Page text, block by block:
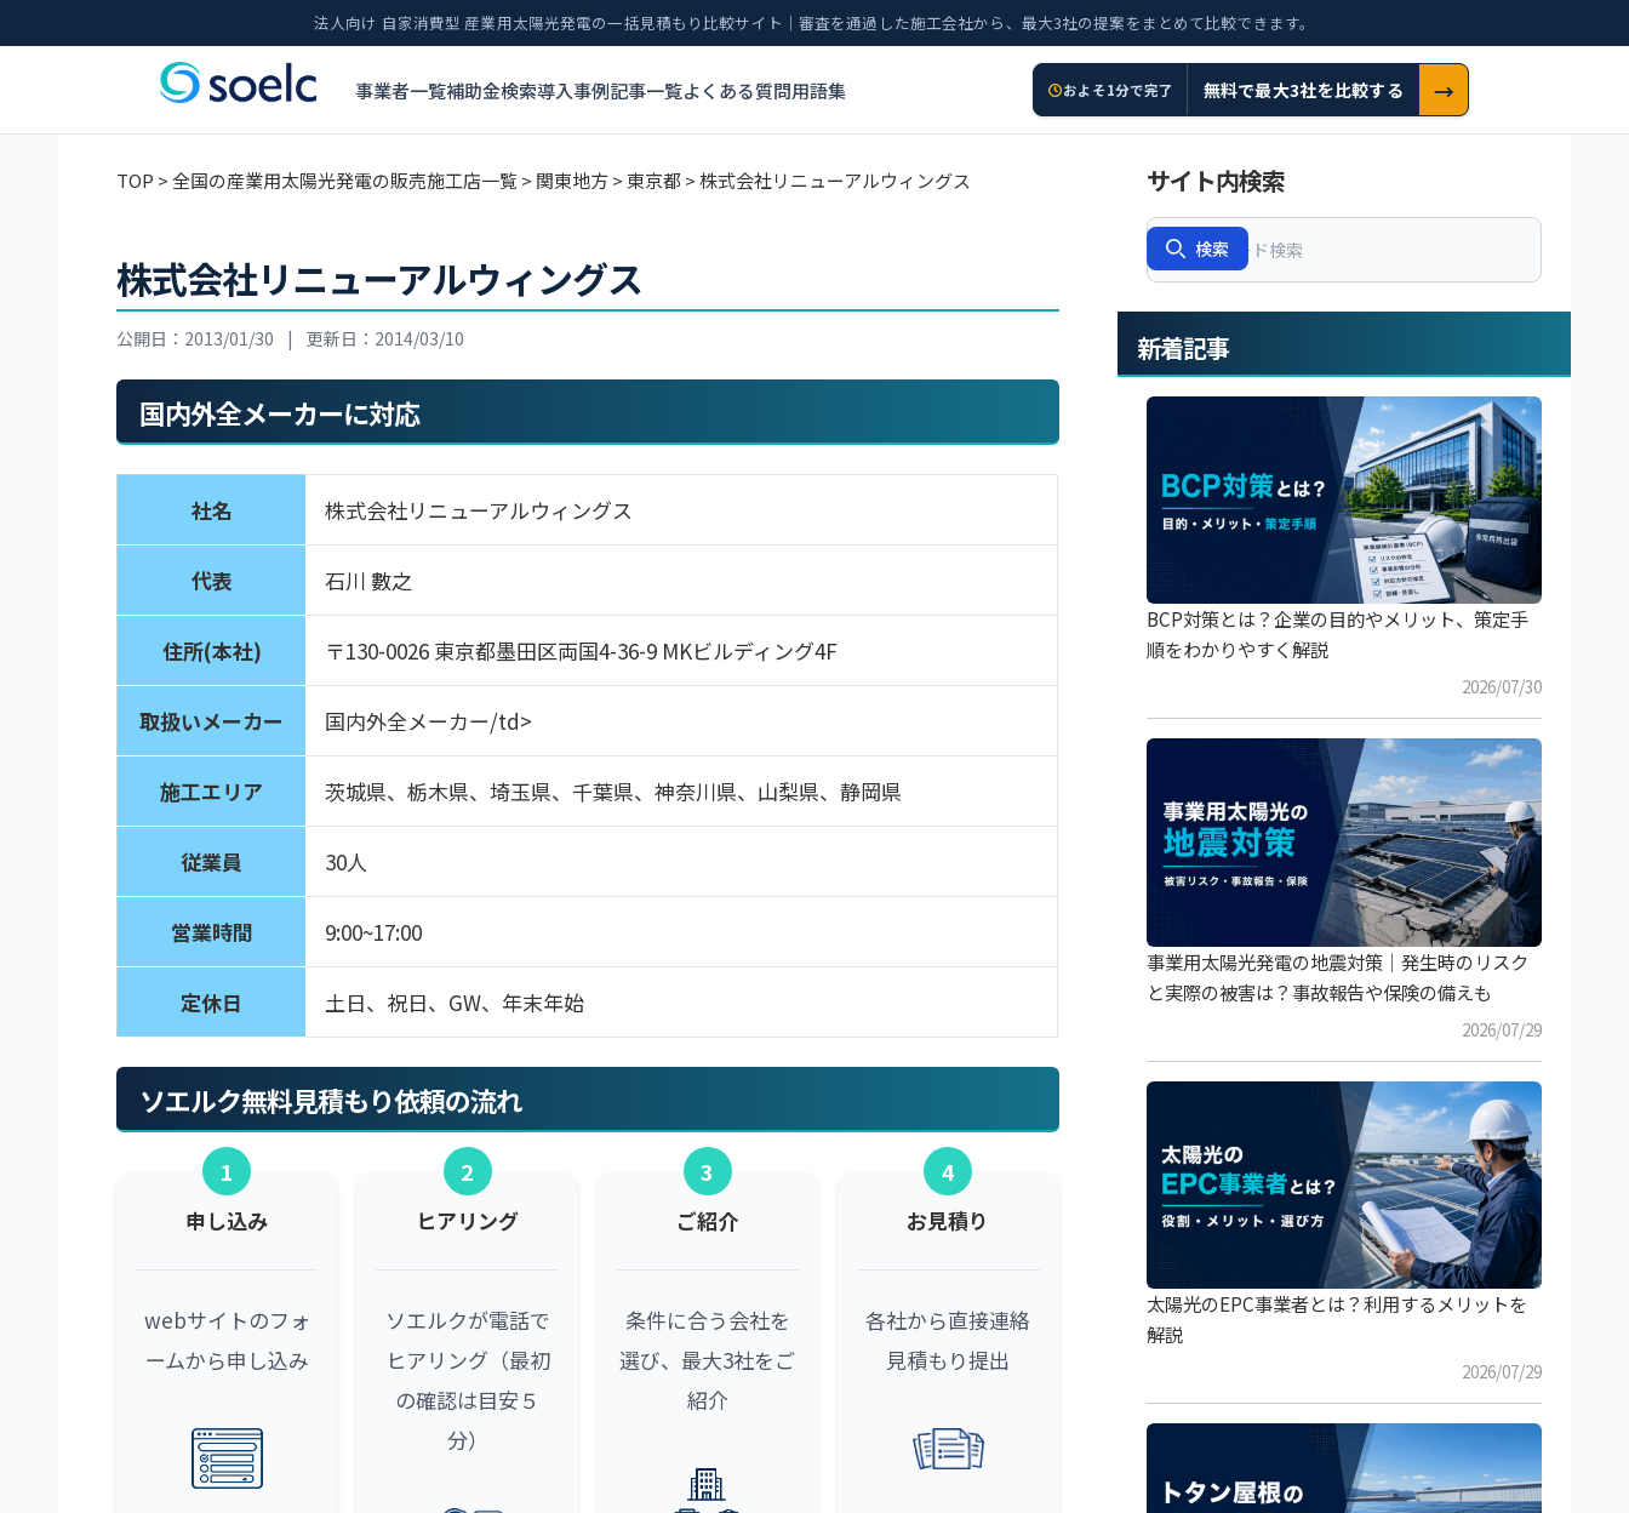
法人向け 自家消費型 産業用太陽光発電の一括見積もり比較サイト｜審査を通過した施工会社から、最大3社の提案をまとめて比較できます。
事業者一覧補助金検索導入事例記事一覧よくある質問用語集 およそ1分で完了 無料で最大3社を比較する →
TOP >全国の産業用太陽光発電の販売施工店一覧 > 関東地方> 東京都 > 株式会社リニューアルウィングス
株式会社リニューアルウィングス
公開日：2013/01/30 | 更新日：2014/03/10
国内外全メーカーに対応
社名 株式会社リニューアルウィングス
代表 石川 數之
住所(本社) 〒130-0026 東京都墨田区両国4-36-9 MKビルディング4F
取扱いメーカー 国内外全メーカー/td>
施工エリア 茨城県、栃木県、埼玉県、千葉県、神奈川県、山梨県、静岡県
従業員 30人
営業時間 9:00~17:00
定休日 土日、祝日、GW、年末年始
ソエルク無料見積もり依頼の流れ
1
申し込み
webサイトのフォ
ームから申し込み
2
ヒアリング
ソエルクが電話で
ヒアリング（最初
の確認は目安５
分）
3
ご紹介
条件に合う会社を
選び、最大3社をご
紹介
4
お見積り
各社から直接連絡
見積もり提出
サイト内検索
Search
検索
新着記事
BCP対策とは？企業の目的やメリット、策定手
順をわかりやすく解説
2026/07/30
事業用太陽光発電の地震対策｜発生時のリスク
と実際の被害は？事故報告や保険の備えも
2026/07/29
太陽光のEPC事業者とは？利用するメリットを
解説
2026/07/29